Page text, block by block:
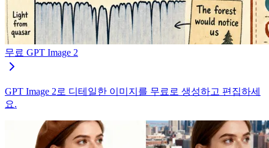
무료 GPT Image 2
GPT Image 2로 디테일한 이미지를 무료로 생성하고 편집하세
요.